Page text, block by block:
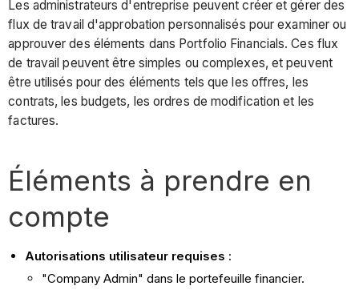
Les administrateurs d'entreprise peuvent créer et gérer des
flux de travail d'approbation personnalisés pour examiner ou
approuver des éléments dans Portfolio Financials. Ces flux
de travail peuvent être simples ou complexes, et peuvent
être utilisés pour des éléments tels que les offres, les
contrats, les budgets, les ordres de modification et les
factures.
Éléments à prendre en
compte
Autorisations utilisateur requises :
"Company Admin" dans le portefeuille financier.